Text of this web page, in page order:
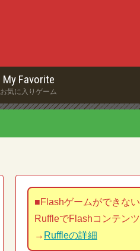
My Favorite
お気に入りゲーム
■Flashゲームができな
RuffleでFlashコンテン
→ Ruffleの詳細